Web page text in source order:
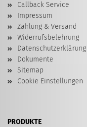
Callback Service
Impressum
Zahlung & Versand
Widerrufsbelehrung
Datenschutzerklärung
Dokumente
Sitemap
Cookie Einstellungen
PRODUKTE